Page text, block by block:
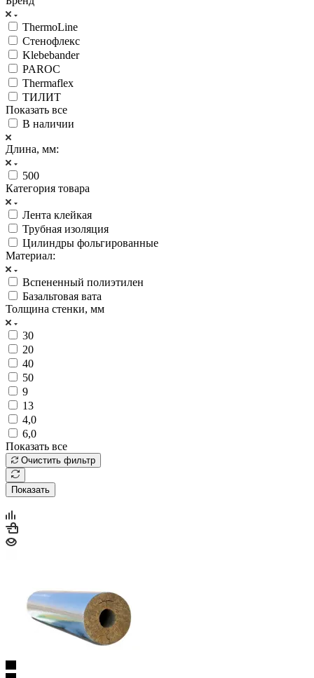
ThermoLine
Стенофлекс
Klebebander
PAROC
Thermaflex
ТИЛИТ
Показать все
В наличии
Длина, мм:
500
Категория товара
Лента клейкая
Трубная изоляция
Цилиндры фольгированные
Материал:
Вспененный полиэтилен
Базальтовая вата
Толщина стенки, мм
30
20
40
50
9
13
4,0
6,0
Показать все
Очистить фильтр
Показать